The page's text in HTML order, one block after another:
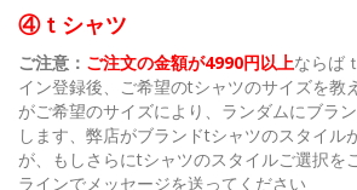
④ｔシャツ
ご注意： ご注文の金額が4990円以上ならば
イン登録後、ご希望のtシャツのサイズを教
がご希望のサイズにより、ランダムにブラ
します、弊店がブランドtシャツのスタイル
が、もしさらにtシャツのスタイルご選択を
ラインでメッセージを送ってください